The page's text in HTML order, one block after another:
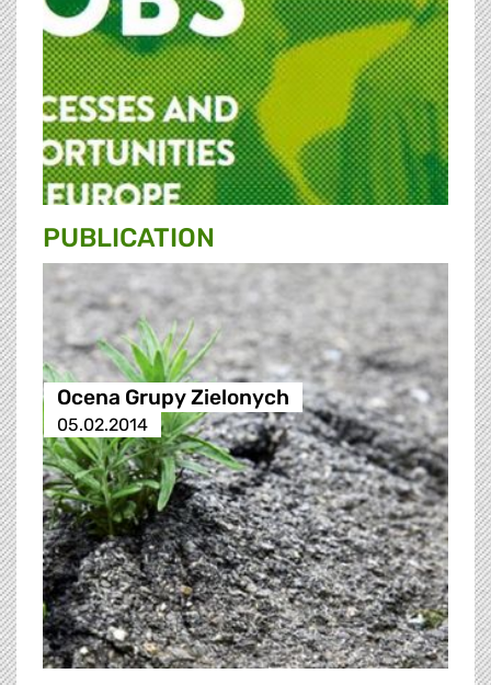
PUBLICATION
Ocena Grupy Zielonych
05.02.2014